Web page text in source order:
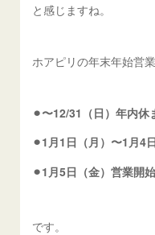
と感じますね。
ホアピリの年末年始営
⚫︎〜12/31（日）年内休
⚫︎1月1日（月）〜1月4
⚫︎1月5日（金）営業開始
です。